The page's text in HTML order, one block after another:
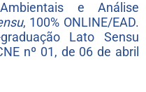
e Análise
, 100% ONLINE/EAD.
Lato Sensu
nº 01, de 06 de abril